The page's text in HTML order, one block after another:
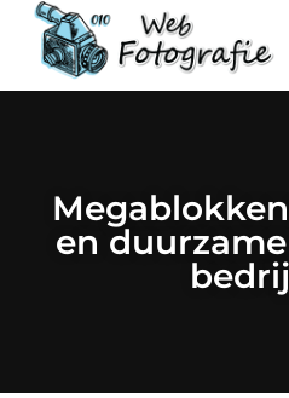
en